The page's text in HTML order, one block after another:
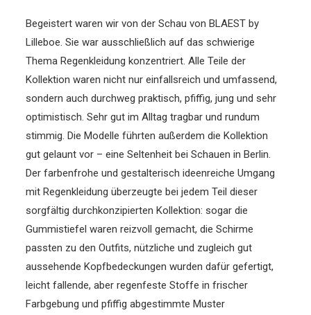
Begeistert waren wir von der Schau von BLAEST by
Lilleboe. Sie war ausschließlich auf das schwierige
Thema Regenkleidung konzentriert. Alle Teile der
Kollektion waren nicht nur einfallsreich und umfassend,
sondern auch durchweg praktisch, pfiffig, jung und sehr
optimistisch. Sehr gut im Alltag tragbar und rundum
stimmig. Die Modelle führten außerdem die Kollektion
gut gelaunt vor – eine Seltenheit bei Schauen in Berlin.
Der farbenfrohe und gestalterisch ideenreiche Umgang
mit Regenkleidung überzeugte bei jedem Teil dieser
sorgfältig durchkonzipierten Kollektion: sogar die
Gummistiefel waren reizvoll gemacht, die Schirme
passten zu den Outfits, nützliche und zugleich gut
aussehende Kopfbedeckungen wurden dafür gefertigt,
leicht fallende, aber regenfeste Stoffe in frischer
Farbgebung und pfiffig abgestimmte Muster